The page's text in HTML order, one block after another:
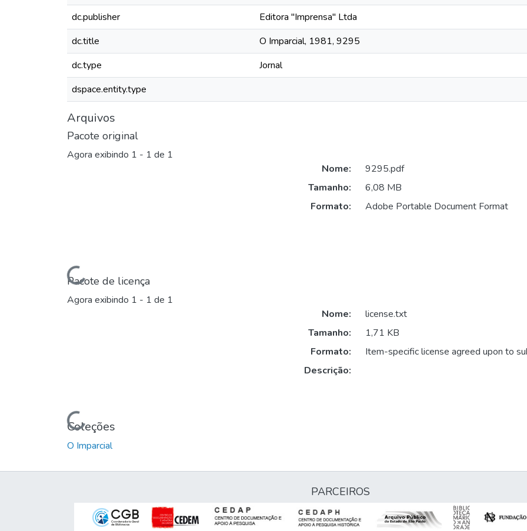
dc.publisher
Editora "Imprensa" Ltda
dc.title
O Imparcial, 1981, 9295
dc.type
Jornal
dspace.entity.type
Arquivos
Pacote original
Agora exibindo 1 - 1 de 1
Carregando...
Nome:
9295.pdf
Tamanho:
6,08 MB
Formato:
Adobe Portable Document Format
Pacote de licença
Agora exibindo 1 - 1 de 1
Carregando...
Nome:
license.txt
Tamanho:
1,71 KB
Formato:
Item-specific license agreed upon to
Descrição:
Coleções
O Imparcial
PARCEIROS